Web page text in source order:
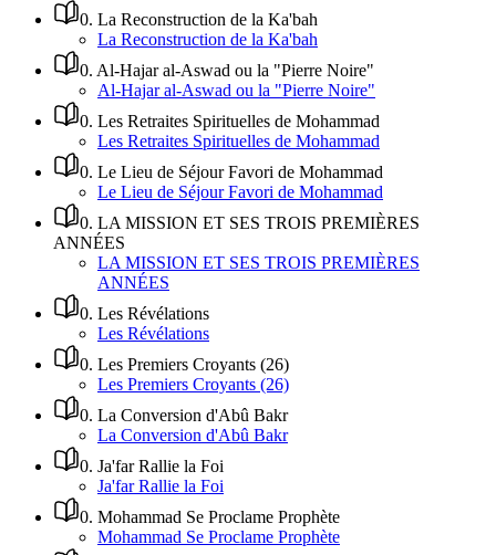
0. La Reconstruction de la Ka'bah
La Reconstruction de la Ka'bah
0. Al-Hajar al-Aswad ou la "Pierre Noire"
Al-Hajar al-Aswad ou la "Pierre Noire"
0. Les Retraites Spirituelles de Mohammad
Les Retraites Spirituelles de Mohammad
0. Le Lieu de Séjour Favori de Mohammad
Le Lieu de Séjour Favori de Mohammad
0. LA MISSION ET SES TROIS PREMIÈRES
ANNÉES
LA MISSION ET SES TROIS PREMIÈRES
ANNÉES
0. Les Révélations
Les Révélations
0. Les Premiers Croyants (26)
Les Premiers Croyants (26)
0. La Conversion d'Abû Bakr
La Conversion d'Abû Bakr
0. Ja'far Rallie la Foi
Ja'far Rallie la Foi
0. Mohammad Se Proclame Prophète
Mohammad Se Proclame Prophète